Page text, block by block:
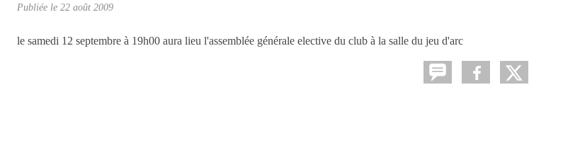
Publiée le 22 août 2009
le samedi 12 septembre à 19h00 aura lieu l'assemblée générale elective du club à la salle du jeu d'arc